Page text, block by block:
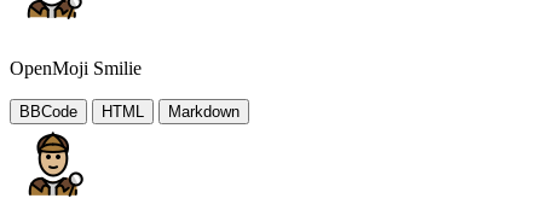
OpenMoji Smilie
BBCode HTML Markdown